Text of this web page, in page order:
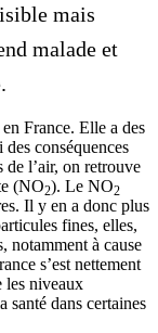
mais
malade et
France. Elle a des
conséquences
de l’air, on retrouve
(NO2). Le NO2
Il y en a donc plus
fines, elles,
notamment à cause
s’est nettement
les niveaux
santé dans certaines